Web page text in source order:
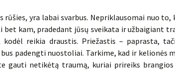
rūšies, yra labai svarbus. Nepriklausomai nuo to,
kam, pradedant jūsų sveikata ir užbaigiant
kodėl reikia draustis. Priežastis – paprasta,
padengti nuostoliai. Tarkime, kad ir kelionės
gauti netikėtą traumą, kuriai prireiks brangios